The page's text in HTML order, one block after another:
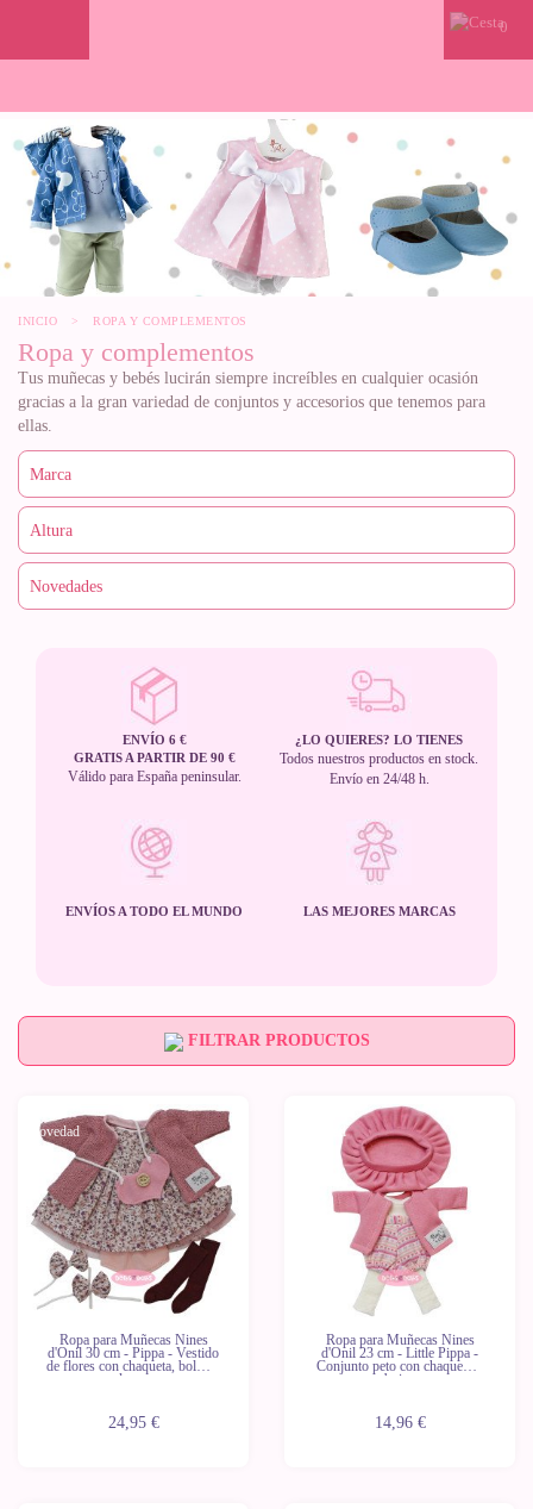
0
INICIO > ROPA Y COMPLEMENTOS
Ropa y complementos
Tus muñecas y bebés lucirán siempre increíbles en cualquier ocasión
gracias a la gran variedad de conjuntos y accesorios que tenemos para
ellas.
ENVÍO 6 €
GRATIS A PARTIR DE 90 €
Válido para España peninsular.
¿LO QUIERES? LO TIENES
Todos nuestros productos en stock.
Envío en 24/48 h.
ENVÍOS A TODO EL MUNDO LAS MEJORES MARCAS
FILTRAR PRODUCTOS
Novedad
Ropa para Muñecas Nines
d'Onil 30 cm - Pippa - Vestido
de flores con chaqueta, bolso y
lazos
24,95 €
Novedad
Ropa para Muñecas Nines
d'Onil 23 cm - Little Pippa -
Conjunto peto con chaqueta y
boina
14,96 €